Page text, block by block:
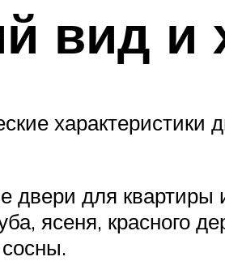
вид и
двери для
ясеня, красного